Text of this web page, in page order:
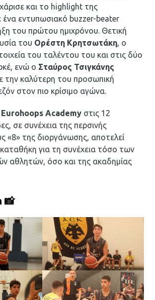
και το highlight της
ένα εντυπωσιακό buzzer-beater
του πρώτου ημιχρόνου. Θετική
του Ορέστη Κρητσωτάκη, ο
του ταλέντου του και στις δύο
ενώ ο Σταύρος Τσιγκάνης
την καλύτερη του προσωπική
στον πιο κρίσιμο αγώνα.
Eurohoops Academy στις 12
σε συνέχεια της περσινής
«8» της διοργάνωσης, αποτελεί
για τη συνέχεια τόσο των
αθλητών, όσο και της ακαδημίας
📸